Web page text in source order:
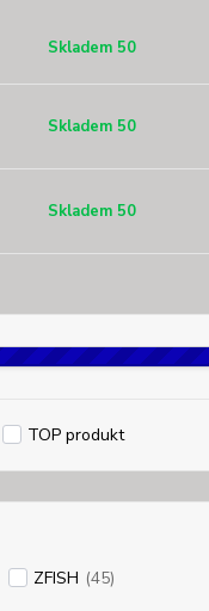
Skladem 50
Skladem 50
Skladem 50
TOP produkt
ZFISH (45)